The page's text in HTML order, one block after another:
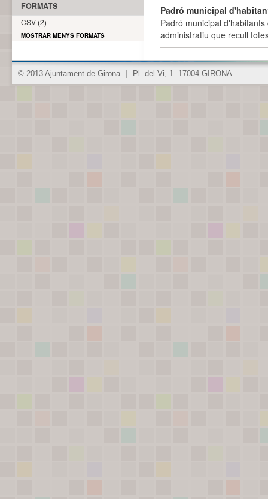
Padró municipal
Padró municipal
administratiu que recull
FORMATS
CSV (2)
MOSTRAR MENYS FORMATS
© 2013 Ajuntament de Girona Pl. del Vi, 1. 17004 GIRONA